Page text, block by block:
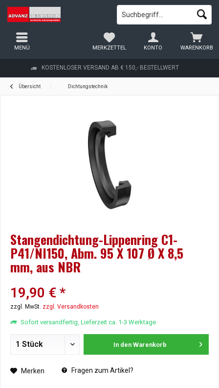
KOSTENLOSER VERSAND AB € 150,- BESTELLWERT
WARENKORB
MERKZETTEL KONTO
MENÜ
Übersicht Dichtungstechnik
Stangendichtung-Lippenring C1-
P41/NI150, Abm. 95 X 107 Ø X 8,5
mm, aus NBR
19,90 € *
zzgl. MwSt. zzgl. Versandkosten
Sofort versandfertig, Lieferzeit ca. 1-3 Werktage
In den Warenkorb
Merken Fragen zum Artikel?